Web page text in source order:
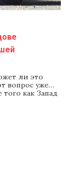
ли это
вопрос уже
как Запад
Оппозиция
в регионе.